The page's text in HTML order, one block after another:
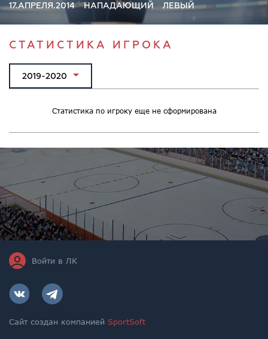
17.АПРЕЛЯ.2014 НАПАДАЮЩИЙ ЛЕВЫЙ
СТАТИСТИКА ИГРОКА
2019-2020
Статистика по игроку еще не сформирована
Войти в ЛК
Сайт создан компанией SportSoft